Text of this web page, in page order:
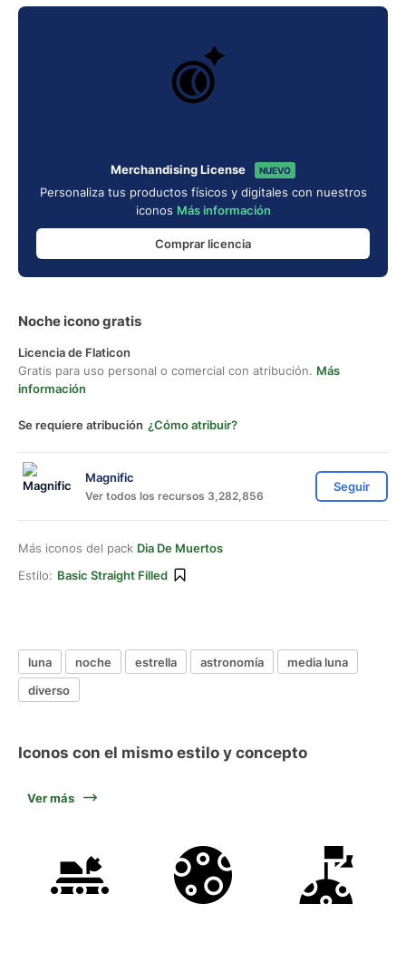
Merchandising License NUEVO
Personaliza tus productos físicos y digitales con nuestros
iconos Más información
Comprar licencia
Noche icono gratis
Licencia de Flaticon
Gratis para uso personal o comercial con atribución. Más
información
Se requiere atribución ¿Cómo atribuir?
Magnific
Ver todos los recursos 3,282,856
Seguir
Más iconos del pack Dia De Muertos
Estilo: Basic Straight Filled
luna noche estrella astronomía
media luna
diverso
Iconos con el mismo estilo y concepto
Ver más